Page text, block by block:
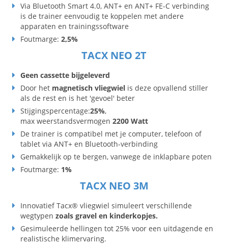
Via Bluetooth Smart 4.0, ANT+ en ANT+ FE-C verbinding
is de trainer eenvoudig te koppelen met andere
apparaten en trainingssoftware
Foutmarge: 2,5%
TACX NEO 2T
Geen cassette bijgeleverd
Door het magnetisch vliegwiel is deze opvallend stiller
als de rest en is het 'gevoel' beter
Stijgingspercentage:25%,
max weerstandsvermogen 2200 Watt
De trainer is compatibel met je computer, telefoon of
tablet via ANT+ en Bluetooth-verbinding
Gemakkelijk op te bergen, vanwege de inklapbare poten
Foutmarge: 1%
TACX NEO 3M
Innovatief Tacx® vliegwiel simuleert verschillende
wegtypen zoals gravel en kinderkopjes.
Gesimuleerde hellingen tot 25% voor een uitdagende en
realistische klimervaring.